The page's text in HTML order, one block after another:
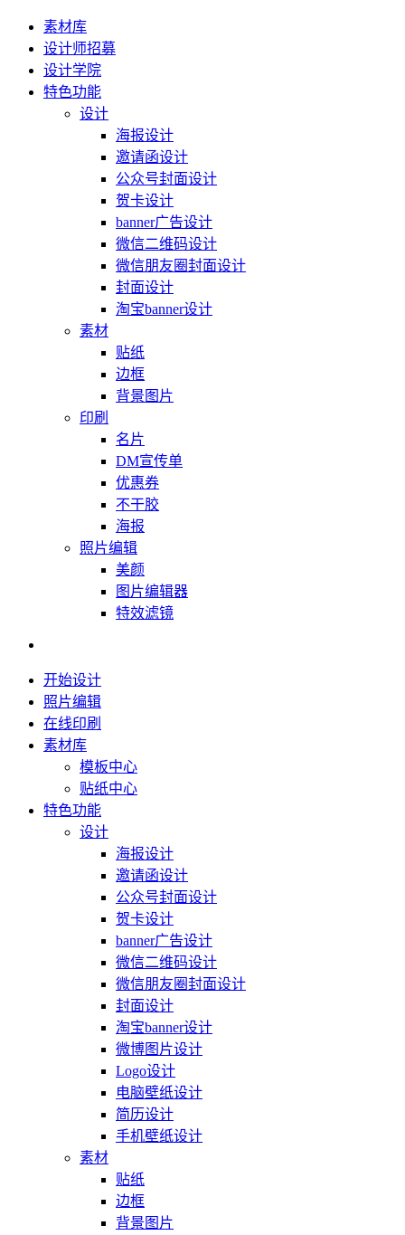
素材库
设计师招募
设计学院
特色功能
设计
海报设计
邀请函设计
公众号封面设计
贺卡设计
banner广告设计
微信二维码设计
微信朋友圈封面设计
封面设计
淘宝banner设计
素材
贴纸
边框
背景图片
印刷
名片
DM宣传单
优惠券
不干胶
海报
照片编辑
美颜
图片编辑器
特效滤镜
开始设计
照片编辑
在线印刷
素材库
模板中心
贴纸中心
特色功能
设计
海报设计
邀请函设计
公众号封面设计
贺卡设计
banner广告设计
微信二维码设计
微信朋友圈封面设计
封面设计
淘宝banner设计
微博图片设计
Logo设计
电脑壁纸设计
简历设计
手机壁纸设计
素材
贴纸
边框
背景图片